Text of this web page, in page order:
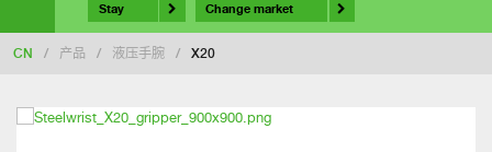
Stay Change market
CN / 产品 / 液压手腕 / X20